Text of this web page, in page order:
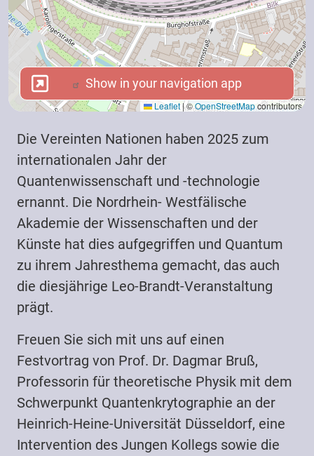
Leaflet|©OpenStreetMapcontributors
Show in your navigation app
Show in your navigation app
Die Vereinten Nationen haben 2025 zum
internationalen Jahr der
Quantenwissenschaft und -technologie
ernannt. Die Nordrhein- Westfälische
Akademie der Wissenschaften und der
Künste hat dies aufgegriffen und Quantum
zu ihrem Jahresthema gemacht, das auch
die diesjährige Leo-Brandt-Veranstaltung
prägt.
Freuen Sie sich mit uns auf einen
Festvortrag von Prof. Dr. Dagmar Bruß,
Professorin für theoretische Physik mit dem
Schwerpunkt Quantenkrytographie an der
Heinrich-Heine-Universität Düsseldorf, eine
Intervention des Jungen Kollegs sowie die